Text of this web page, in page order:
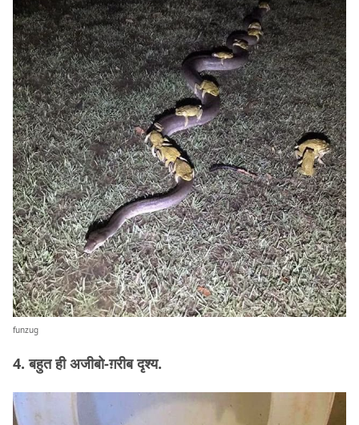
funzug
4. बहुत ही अजीबो-ग़रीब दृश्य.